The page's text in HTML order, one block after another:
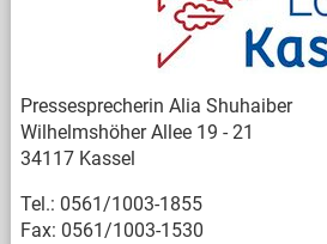
Pressesprecherin Alia Shuhaiber
Wilhelmshöher Allee 19 - 21
34117 Kassel
Tel.: 0561/1003-1855
Fax: 0561/1003-1530